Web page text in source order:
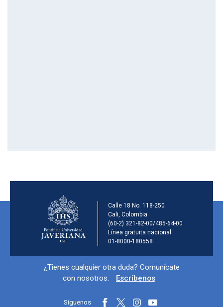
Información de la
Calle 18 No. 118-250
Cali, Colombia.
(60-2) 321-82-00/485-64-00
Línea gratuita nacional
01-8000-180558
Información y redes sociales
¿Tienes cualquier otra duda? Comunícate
con nosotros.
Escríbenos
Síguenos